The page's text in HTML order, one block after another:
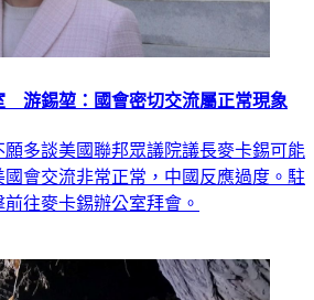
游錫堃：國會密切交流屬正常現象
多談美國聯邦眾議院議長麥卡錫可能
會交流非常正常，中國反應過度。駐
往麥卡錫辦公室拜會。